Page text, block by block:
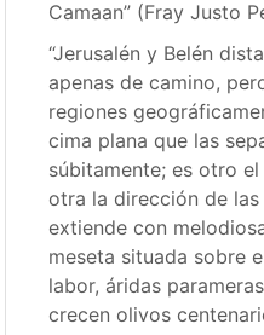
Camaan” (Fray Justo
“Jerusalén y Belén
apenas de camino,
regiones
cima plana que las
súbitamente; es otro
otra la dirección de las
extiende con
meseta situada sobre
labor, áridas
crecen olivos